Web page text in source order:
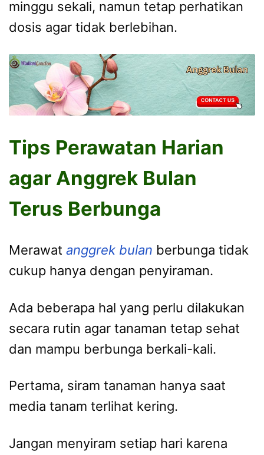
minggu sekali, namun tetap perhatikan
dosis agar tidak berlebihan.
Tips Perawatan Harian
agar Anggrek Bulan
Terus Berbunga
Merawat anggrek bulan berbunga tidak
cukup hanya dengan penyiraman.
Ada beberapa hal yang perlu dilakukan
secara rutin agar tanaman tetap sehat
dan mampu berbunga berkali-kali.
Pertama, siram tanaman hanya saat
media tanam terlihat kering.
Jangan menyiram setiap hari karena